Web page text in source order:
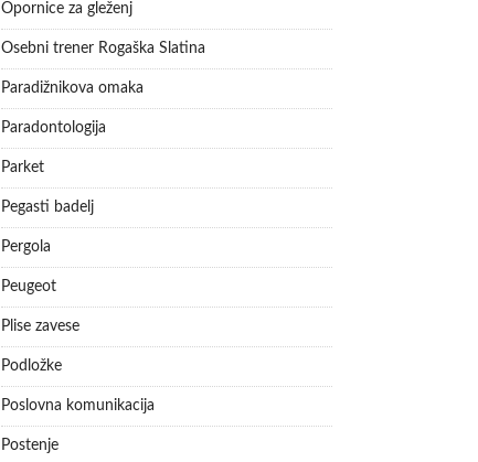
Opornice za gleženj
Osebni trener Rogaška Slatina
Paradižnikova omaka
Paradontologija
Parket
Pegasti badelj
Pergola
Peugeot
Plise zavese
Podložke
Poslovna komunikacija
Postenje